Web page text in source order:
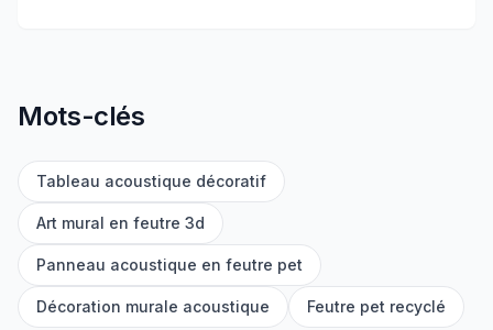
Mots-clés
Tableau acoustique décoratif
Art mural en feutre 3d
Panneau acoustique en feutre pet
Décoration murale acoustique Feutre pet recyclé